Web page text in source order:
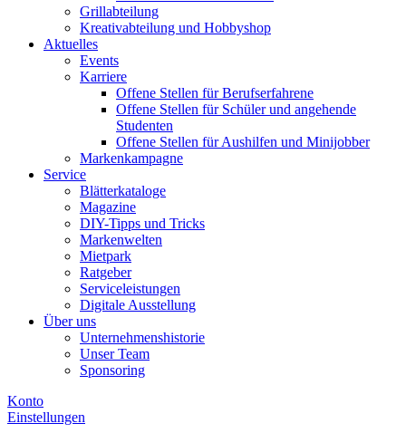
Grillabteilung
Kreativabteilung und Hobbyshop
Aktuelles
Events
Karriere
Offene Stellen für Berufserfahrene
Offene Stellen für Schüler und angehende
Studenten
Offene Stellen für Aushilfen und Minijobber
Markenkampagne
Service
Blätterkataloge
Magazine
DIY-Tipps und Tricks
Markenwelten
Mietpark
Ratgeber
Serviceleistungen
Digitale Ausstellung
Über uns
Unternehmenshistorie
Unser Team
Sponsoring
Konto
Einstellungen